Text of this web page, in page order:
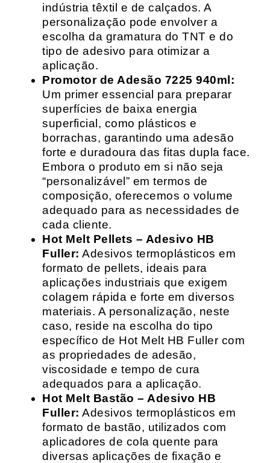
indústria têxtil e de calçados. A
personalização pode envolver a
escolha da gramatura do TNT e do
tipo de adesivo para otimizar a
aplicação.
Promotor de Adesão 7225 940ml:
Um primer essencial para preparar
superfícies de baixa energia
superficial, como plásticos e
borrachas, garantindo uma adesão
forte e duradoura das fitas dupla face.
Embora o produto em si não seja
“personalizável” em termos de
composição, oferecemos o volume
adequado para as necessidades de
cada cliente.
Hot Melt Pellets – Adesivo HB
Fuller: Adesivos termoplásticos em
formato de pellets, ideais para
aplicações industriais que exigem
colagem rápida e forte em diversos
materiais. A personalização, neste
caso, reside na escolha do tipo
específico de Hot Melt HB Fuller com
as propriedades de adesão,
viscosidade e tempo de cura
adequados para a aplicação.
Hot Melt Bastão – Adesivo HB
Fuller: Adesivos termoplásticos em
formato de bastão, utilizados com
aplicadores de cola quente para
diversas aplicações de fixação e